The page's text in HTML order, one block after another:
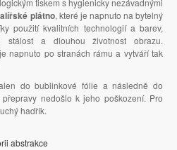
tiskem s hygienicky nezávadnými
plátno, které je napnuto na bytelný
použití kvalitních technologií a barev,
stálost a dlouhou životnost obrazu.
napnuto po stranách rámu a vytváří tak
do bublinkové fólie a následně do
nedošlo k jeho poškození. Pro
hadřík.
abstrakce